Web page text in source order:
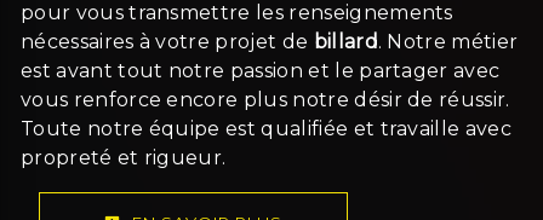
pour vous transmettre les renseignements
nécessaires à votre projet de billard. Notre métier
est avant tout notre passion et le partager avec
vous renforce encore plus notre désir de réussir.
Toute notre équipe est qualifiée et travaille avec
propreté et rigueur.